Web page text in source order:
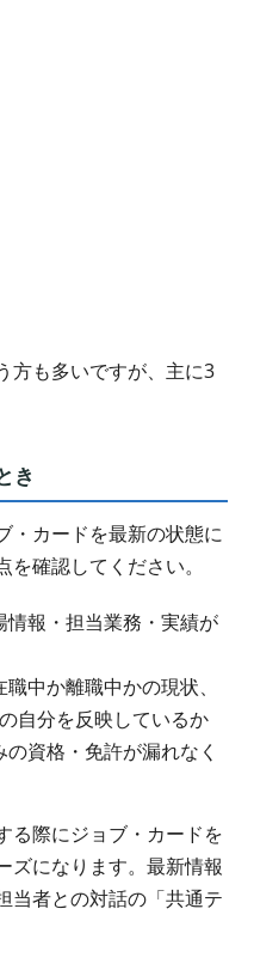
方も多いですが、主に3
き
・カードを最新の状態に
確認してください。
情報・担当業務・実績が
職中か離職中かの現状、
自分を反映しているか
の資格・免許が漏れなく
る際にジョブ・カードを
ズになります。最新情報
当者との対話の「共通テ